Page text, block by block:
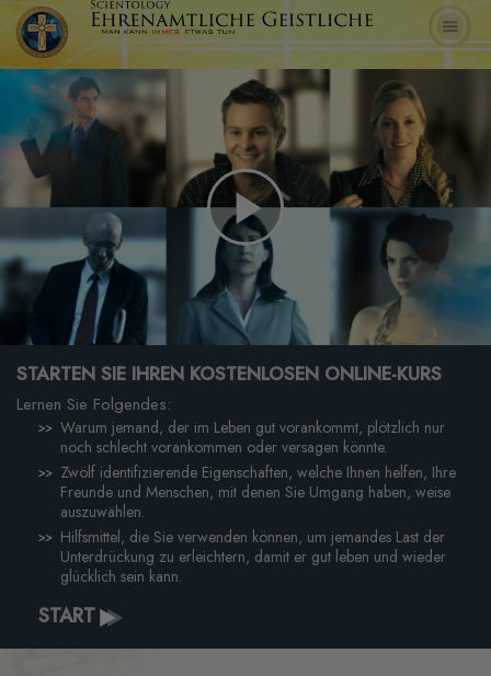
Play
Video
STARTEN SIE IHREN KOSTENLOSEN ONLINE-KURS
Lernen Sie Folgendes:
Warum jemand, der im Leben gut vorankommt, plötzlich nur
noch schlecht vorankommen oder versagen könnte.
Zwölf identifizierende Eigenschaften, welche Ihnen helfen, Ihre
Freunde und Menschen, mit denen Sie Umgang haben, weise
auszuwählen.
Hilfsmittel, die Sie verwenden können, um jemandes Last der
Unterdrückung zu erleichtern, damit er gut leben und wieder
glücklich sein kann.
START